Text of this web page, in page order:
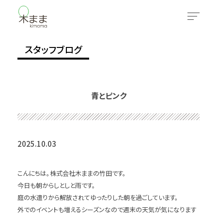
スタッフブログ
青とピンク
2025.10.03
こんにちは。株式会社木ままの竹田です。
今日も朝からしとしと雨です。
庭の水遣りから解放されてゆったりした朝を過ごしています。
外でのイベントも増えるシーズンなので週末の天気が気になります